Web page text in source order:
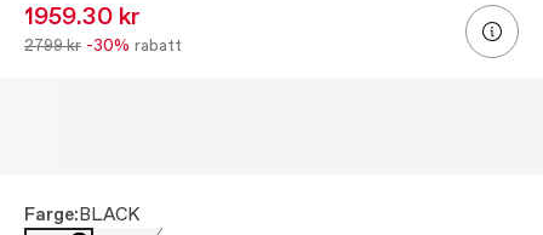
1959.30 kr
2799 kr -30% rabatt
Farge:BLACK